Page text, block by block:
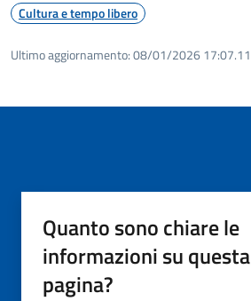
Cultura e tempo libero
Ultimo aggiornamento:08/01/2026 17:07.11
Quanto sono chiare le
informazioni su questa
pagina?